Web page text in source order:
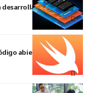
desarrollar en Swift
abierto de Apple,